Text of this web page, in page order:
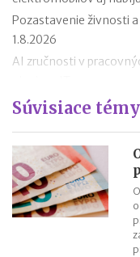
Pozastavenie živnosti
1.8.2026
AI zručnosti v
Návrat z dovolenky
Nové pravidlá EÚ v
cestujúcich
Riziká lacného
zdravia
Nové pravidlá kontroly
Nárok na daňový
Súvisiace témy